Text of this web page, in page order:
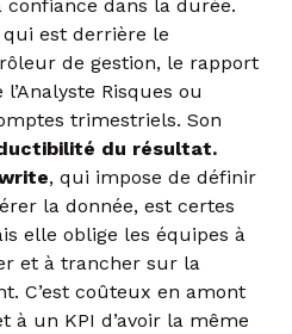
dans la durée.
qui est derrière le
de gestion, le rapport
Risques ou
trimestriels. Son
du résultat.
, qui impose de définir
la donnée, est certes
elle oblige les équipes à
et à trancher sur la
C’est coûteux en amont
à un KPI d’avoir la même